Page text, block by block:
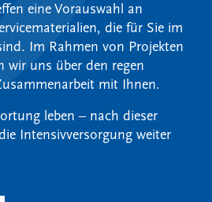
eine Vorauswahl an
die für Sie im
Im Rahmen von Projekten
wir uns über den regen
mit Ihnen.
leben – nach dieser
Intensivversorgung weiter